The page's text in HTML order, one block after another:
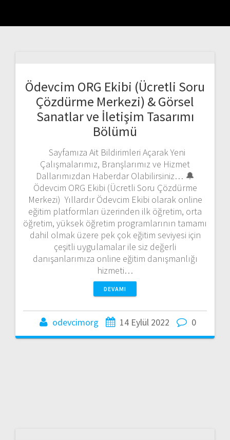
Ödevcim ORG Ekibi (Ücretli Soru
Çözdürme Merkezi) & Görsel
Sanatlar ve İletişim Tasarımı
Bölümü
Sayfamıza Ait Bildirimleri Açarak Yeni
Çalışmalarımız, Branşlarımız ve Hizmet
Dallarımızdan Haberdar Olabilirsiniz… 🔔
Ödevcim ORG Ekibi (Ücretli Soru Çözdürme
Merkezi) Yıllardır Ödevcim Ekibi olarak online
eğitim platformları üzerinden ilk öğretim, orta
öğretim, yüksek öğretim programlarının tamamı
dahil olmak üzere pek çok eğitim seviyesi için
çeşitli uygulamalar ile siz değerli
danışanlarımıza online eğitim danışmanlığı
hizmeti…
DEVAMI
odevcimorg 14 Eylül 2022 0